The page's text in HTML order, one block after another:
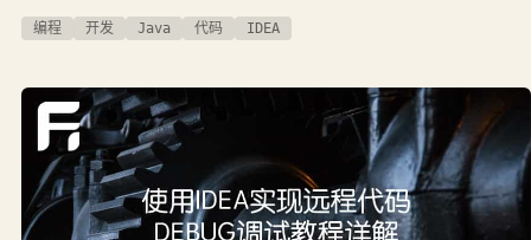
编程 开发 Java 代码 IDEA